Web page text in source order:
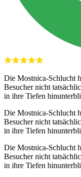
Die Mostnica-Schlucht
Besucher nicht
in ihre Tiefen
Die Mostnica-Schlucht
Besucher nicht
in ihre Tiefen
Die Mostnica-Schlucht
Besucher nicht
in ihre Tiefen